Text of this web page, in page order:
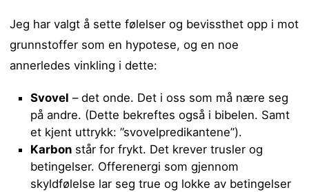
Jeg har valgt å sette følelser og bevissthet opp i mot
grunnstoffer som en hypotese, og en noe
annerledes vinkling i dette:
Svovel – det onde. Det i oss som må nære seg
på andre. (Dette bekreftes også i bibelen. Samt
et kjent uttrykk: ”svovelpredikantene”).
Karbonstår for frykt. Det krever trusler og
betingelser. Offerenergi som gjennom
skyldfølelse lar seg true og lokke av betingelser